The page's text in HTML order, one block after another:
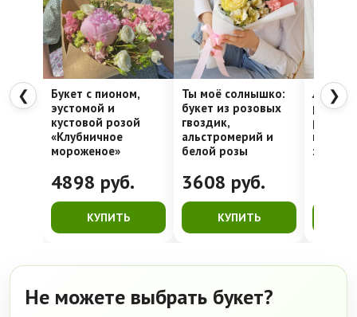
❮
Букет с пионом,
эустомой и
кустовой розой
«Клубничное
мороженое»
4898 руб.
КУПИТЬ
Ты моё солнышко:
букет из розовых
гвоздик,
альстромерий и
белой розы
3608 руб.
КУПИТЬ
роза,
❯
Не можете выбрать букет?